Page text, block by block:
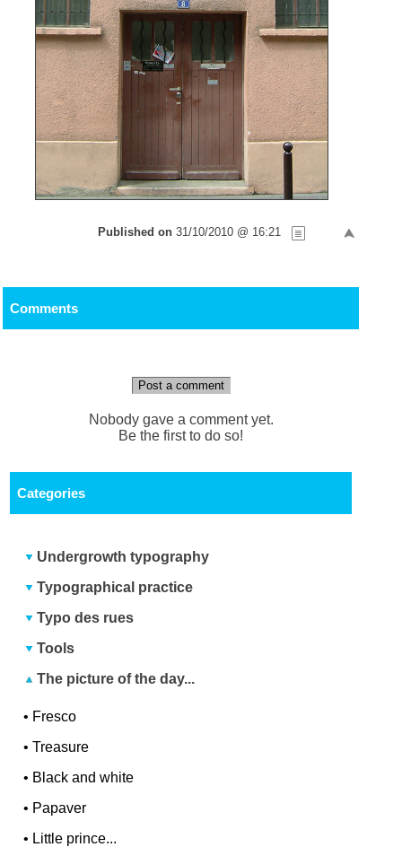
Published on 31/10/2010 @ 16:21
Comments
Post a comment
Nobody gave a comment yet.
Be the first to do so!
Categories
Undergrowth typography
Typographical practice
Typo des rues
Tools
The picture of the day...
• Fresco
•Treasure
• Black and white
• Papaver
• Little prince...